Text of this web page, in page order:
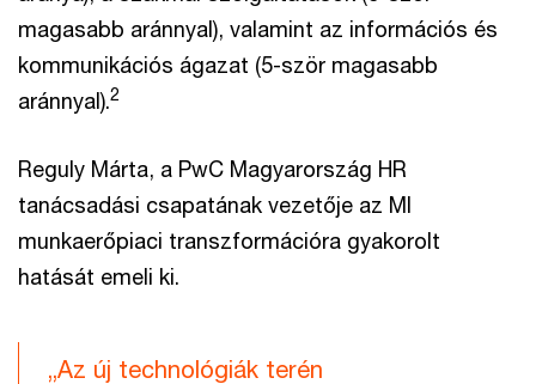
magasabb aránnyal), valamint az információs és
kommunikációs ágazat (5-ször magasabb
aránnyal).2
Reguly Márta, a PwC Magyarország HR
tanácsadási csapatának vezetője az MI
munkaerőpiaci transzformációra gyakorolt
hatását emeli ki.
„Az új technológiák terén